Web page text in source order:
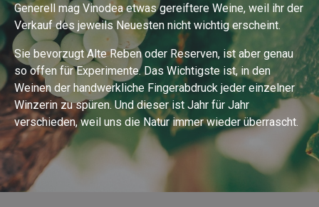
Generell mag Vinodea etwas gereiftere Weine, weil ihr der
Verkauf des jeweils Neuesten nicht wichtig erscheint.
Sie bevorzugt Alte Reben oder Reserven, ist aber genau
so offen für Experimente. Das Wichtigste ist, in den
Weinen der handwerkliche Fingerabdruck jeder einzelner
Winzerin zu spüren. Und dieser ist Jahr für Jahr
verschieden, weil uns die Natur immer wieder überrascht.